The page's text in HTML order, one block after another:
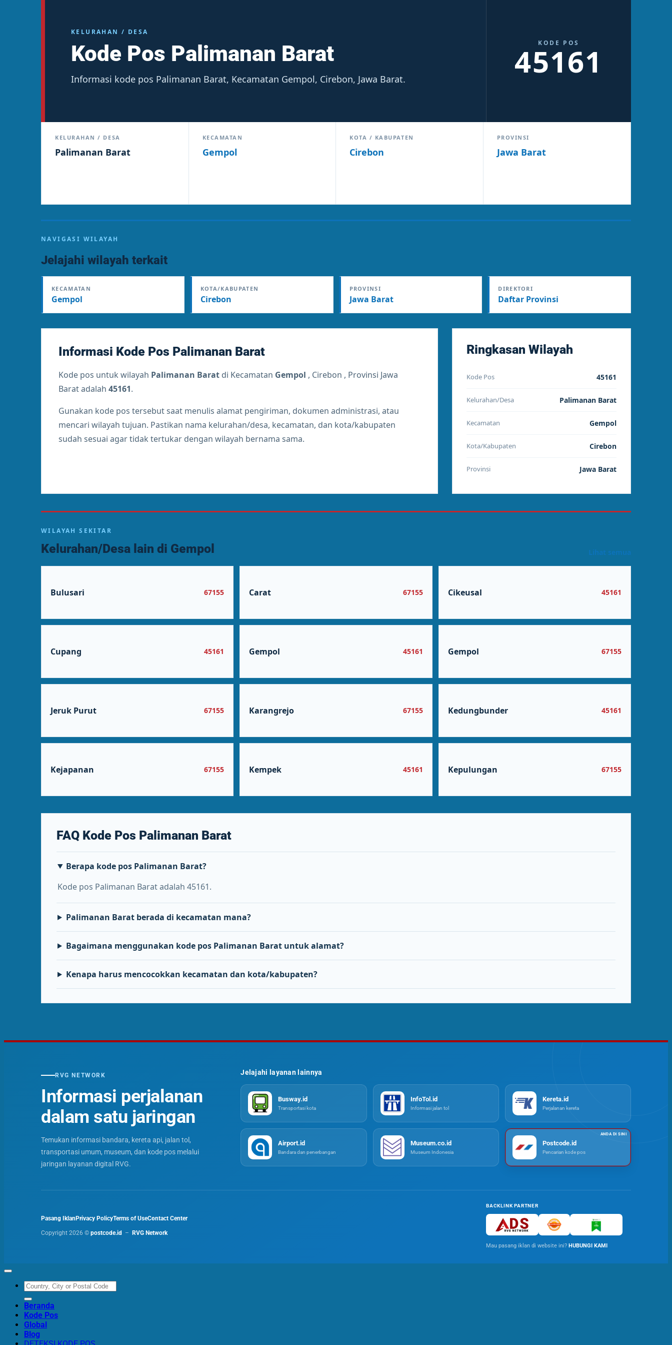
KELURAHAN / DESA
Kode Pos Palimanan Barat
Informasi kode pos Palimanan Barat, Kecamatan Gempol, Cirebon, Jawa Barat.
KODE POS
45161
KELURAHAN / DESA
Palimanan Barat
KECAMATAN
Gempol
KOTA / KABUPATEN
Cirebon
PROVINSI
Jawa Barat
NAVIGASI WILAYAH
Jelajahi wilayah terkait
KECAMATAN
Gempol
KOTA/KABUPATEN
Cirebon
PROVINSI
Jawa Barat
DIREKTORI
Daftar Provinsi
Informasi Kode Pos Palimanan Barat
Kode pos untuk wilayah Palimanan Barat di Kecamatan Gempol , Cirebon , Provinsi Jawa
Barat adalah 45161.
Gunakan kode pos tersebut saat menulis alamat pengiriman, dokumen administrasi, atau
mencari wilayah tujuan. Pastikan nama kelurahan/desa, kecamatan, dan kota/kabupaten
sudah sesuai agar tidak tertukar dengan wilayah bernama sama.
Ringkasan Wilayah
Kode Pos 45161
Kelurahan/Desa Palimanan Barat
Kecamatan Gempol
Kota/Kabupaten Cirebon
Provinsi Jawa Barat
WILAYAH SEKITAR
Kelurahan/Desa lain di Gempol Lihat semua
Bulusari 67155 Carat 67155 Cikeusal 45161
Cupang 45161 Gempol 45161 Gempol 67155
Jeruk Purut 67155 Karangrejo 67155 Kedungbunder 45161
Kejapanan 67155 Kempek 45161 Kepulungan 67155
FAQ Kode Pos Palimanan Barat
Berapa kode pos Palimanan Barat?
Kode pos Palimanan Barat adalah 45161.
Palimanan Barat berada di kecamatan mana?
Bagaimana menggunakan kode pos Palimanan Barat untuk alamat?
Kenapa harus mencocokkan kecamatan dan kota/kabupaten?
RVG NETWORK
Informasi perjalanan
dalam satu jaringan
Temukan informasi bandara, kereta api, jalan tol,
transportasi umum, museum, dan kode pos melalui
jaringan layanan digital RVG.
Jelajahi layanan lainnya
Busway.id
Transportasi kota
InfoTol.id
Informasi jalan tol
Kereta.id
Perjalanan kereta
Airport.id
Bandara dan penerbangan
Museum.co.id
Museum Indonesia
Postcode.id
Pencarian kode pos
Pasang Iklan Privacy PolicyTerms of UseContact Center
Copyright 2026 © postcode.id – RVG Network
BACKLINK PARTNER
Mau pasang iklan di website ini? HUBUNGI KAMI
Beranda
Kode Pos
Global
Blog